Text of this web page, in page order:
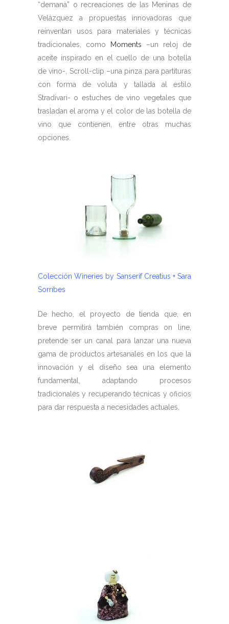
“demanà” o recreaciones de las Meninas de
Velázquez a propuestas innovadoras que
reinventan usos para materiales y técnicas
tradicionales, como
Moments –un reloj de
aceite inspirado en el cuello de una botella
de vino-, Scroll-clip –una pinza para partituras
con forma de voluta y tallada al estilo
Stradivari- o estuches de vino vegetales que
trasladan el aroma y el color de las botella de
vino que contienen, entre otras muchas
opciones.
Colección Wineries by Sanserif Creatius + Sara
Sorribes
De hecho, el proyecto de tienda que, en
breve permitirá también compras on line,
pretende ser un canal para lanzar una nueva
gama de productos artesanales en los que la
innovación y el diseño sea una elemento
fundamental, adaptando procesos
tradicionales y recuperando técnicas y oficios
para dar respuesta a necesidades actuales.